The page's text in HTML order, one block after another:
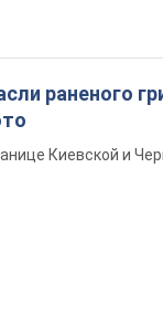
раненого
Киевской и